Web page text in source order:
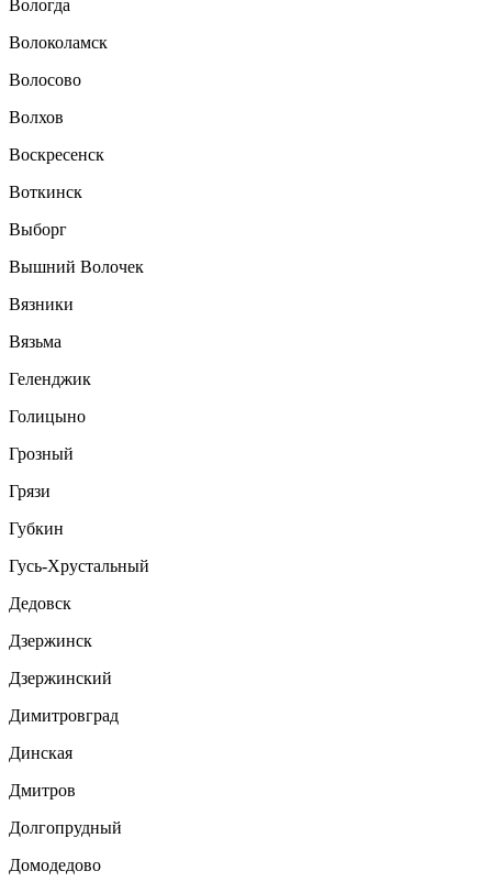
Вологда
Волоколамск
Волосово
Волхов
Воскресенск
Воткинск
Выборг
Вышний Волочек
Вязники
Вязьма
Геленджик
Голицыно
Грозный
Грязи
Губкин
Гусь-Хрустальный
Дедовск
Дзержинск
Дзержинский
Димитровград
Динская
Дмитров
Долгопрудный
Домодедово